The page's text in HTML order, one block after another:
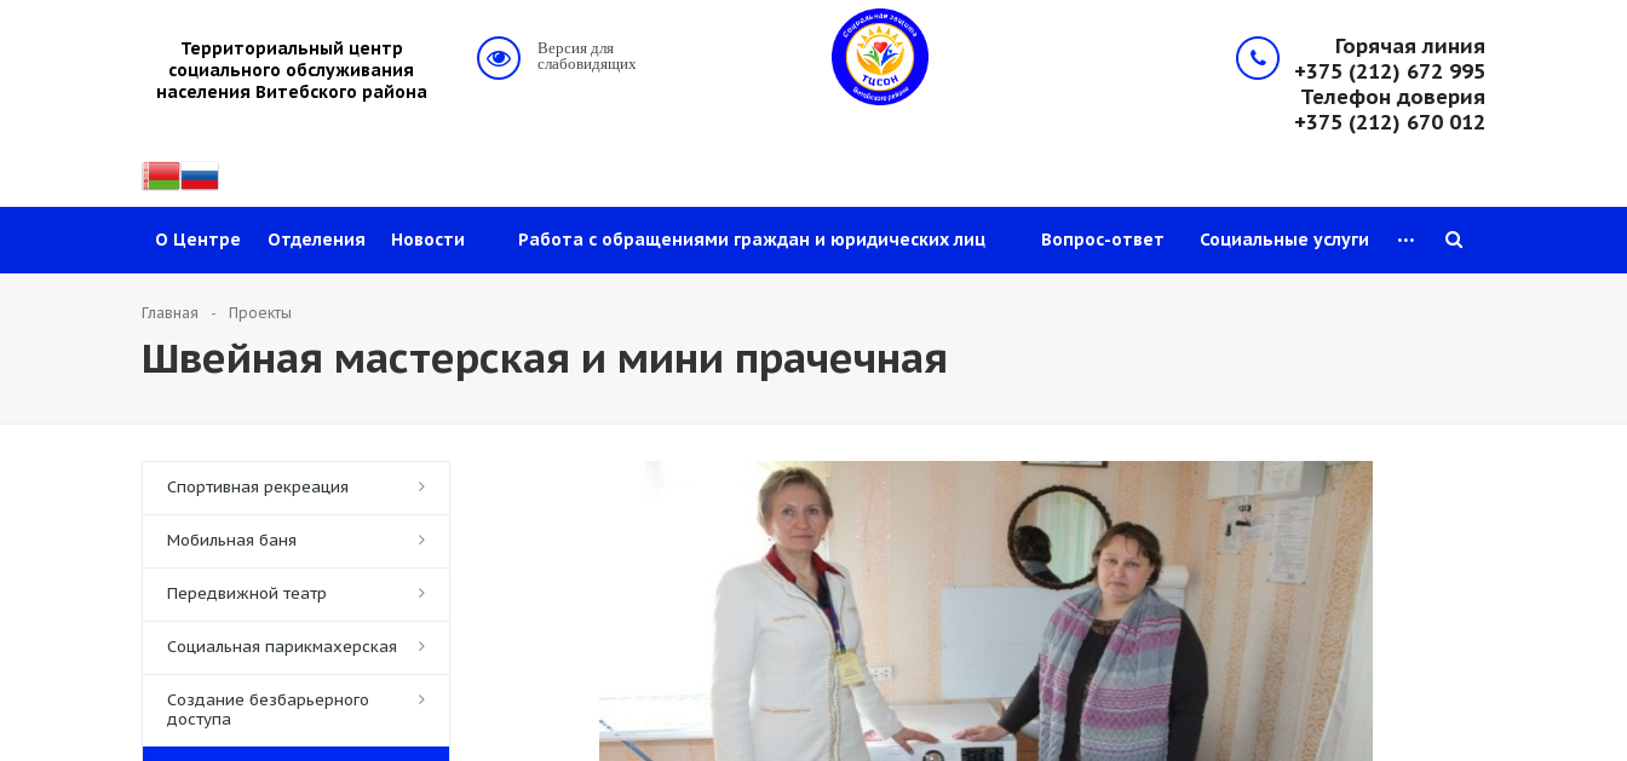
Территориальный центр
социального обслуживания
населения Витебского района
Версия для
слабовидящих
Горячая линия
+375 (212) 672 995
Телефон доверия
+375 (212) 670 012
О Центре Отделения Новости Работа с обращениями граждан и юридических лиц Вопрос-ответ Социальные услуги ...
Главная Проекты
Швейная мастерская и мини прачечная
Спортивная рекреация
Мобильная баня
Передвижной театр
Социальная парикмахерская
Создание безбарьерного
доступа